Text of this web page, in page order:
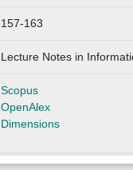
157-163
Lecture Notes in
Scopus
OpenAlex
Dimensions